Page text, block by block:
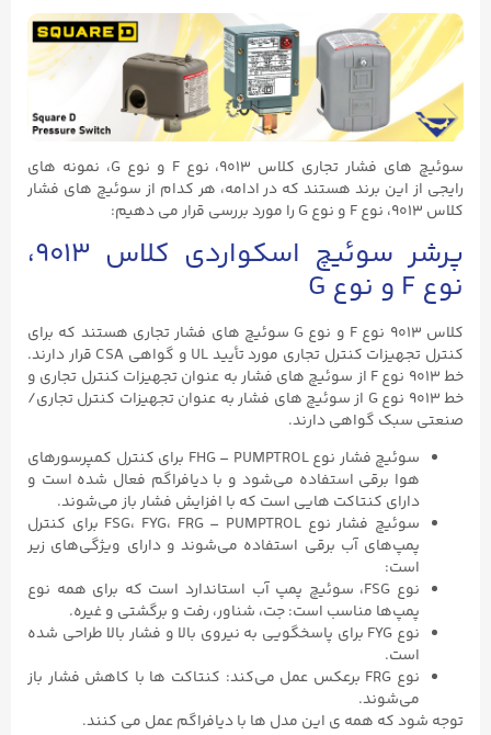
سوئیچ‌ های فشار تجاری کلاس ۹۰۱۳، نوع F و نوع G، نمونه های
رایجی از این برند هستند که در ادامه، هر کدام از سوئیچ‌ های فشار
کلاس ۹۰۱۳، نوع F و نوع G را مورد بررسی قرار می دهیم:
پرشر سوئیچ‌ اسکواردی کلاس ۹۰۱۳،
نوع F و نوع G
کلاس ۹۰۱۳ نوع F و نوع G سوئیچ‌ های فشار تجاری هستند که برای
کنترل تجهیزات کنترل تجاری مورد تأیید UL و گواهی CSA قرار دارند.
خط ۹۰۱۳ نوع F از سوئیچ‌ های فشار به عنوان تجهیزات کنترل تجاری و
خط ۹۰۱۳ نوع G از سوئیچ‌ های فشار به عنوان تجهیزات کنترل تجاری/
صنعتی سبک گواهی دارند.
سوئیچ فشار نوع FHG – PUMPTROL برای کنترل کمپرسورهای
هوا برقی استفاده می‌شود و با دیافراگم فعال شده است و
دارای کنتاکت هایی است که با افزایش فشار باز می‌شوند.
سوئیچ فشار نوع FSG، FYG، FRG – PUMPTROL برای کنترل
پمپ‌های آب برقی استفاده می‌شوند و دارای ویژگی‌های زیر
است:
نوع FSG، سوئیچ پمپ آب استاندارد است که برای همه نوع
پمپ‌ها مناسب است: جت، شناور، رفت و برگشتی و غیره.
نوع FYG برای پاسخگویی به نیروی بالا و فشار بالا طراحی شده
است.
نوع FRG برعکس عمل می‌کند: کنتاکت ها با کاهش فشار باز
می‌شوند.
توجه شود که همه ی این مدل ها با دیافراگم عمل می کنند.